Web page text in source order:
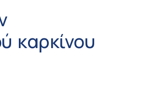
καρκίνου